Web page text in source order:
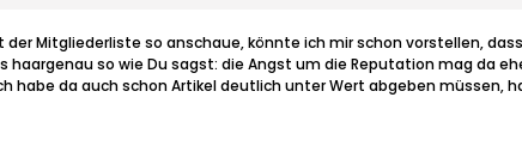
der Mitgliederliste so anschaue, könnte ich mir schon vorstellen,
so wie Du sagst: die Angst um die Reputation mag da
habe da auch schon Artikel deutlich unter Wert abgeben müssen,